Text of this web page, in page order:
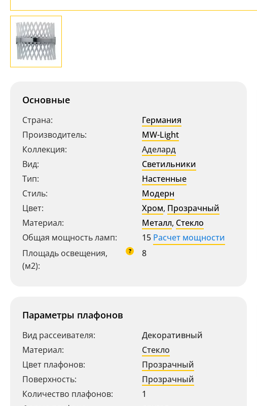
Основные
Страна:
Германия
Производитель:
MW-Light
Коллекция:
Аделард
Вид:
Светильники
Тип:
Настенные
Стиль:
Модерн
Цвет:
Хром, Прозрачный
Материал:
Металл, Стекло
Общая мощность ламп:
15 Расчет мощности
Площадь освещения,
(м2):
? 8
Параметры плафонов
Вид рассеивателя:
Декоративный
Материал:
Стекло
Цвет плафонов:
Прозрачный
Поверхность:
Прозрачный
Количество плафонов:
1